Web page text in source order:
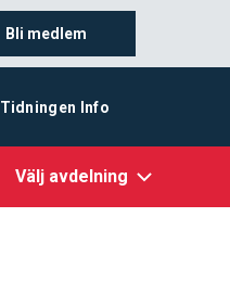
Bli medlem
Tidningen Info
Välj avdelning